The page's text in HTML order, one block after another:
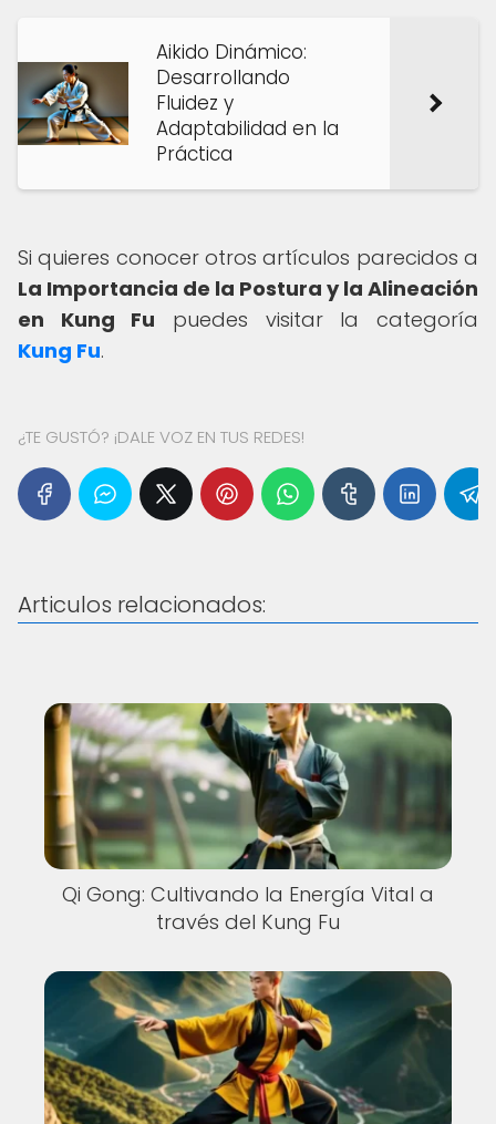
Aikido Dinámico:
Desarrollando
Fluidez y
Adaptabilidad en la
Práctica
Si quieres conocer otros artículos parecidos a
La Importancia de la Postura y la Alineación
en Kung Fu puedes visitar la categoría
Kung Fu.
¿TE GUSTÓ? ¡DALE VOZ EN TUS REDES!
Articulos relacionados:
Qi Gong: Cultivando la Energía Vital a
través del Kung Fu